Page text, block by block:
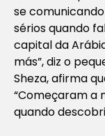
se
sérios quando
capital da
más”, diz o
Sheza, afirma
“Começaram a
quando